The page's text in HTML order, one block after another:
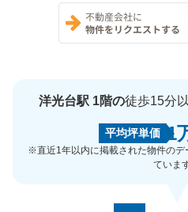
洋光台駅 1階の徒歩15分
平均坪単価 1
※直近1年以内に掲載された物件のデ
ていま